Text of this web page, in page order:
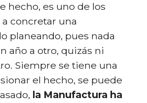
hecho, es uno de los
concretar una
planeando, pues nada
año a otro, quizás ni
Siempre se tiene una
el hecho, se puede
la Manufactura ha